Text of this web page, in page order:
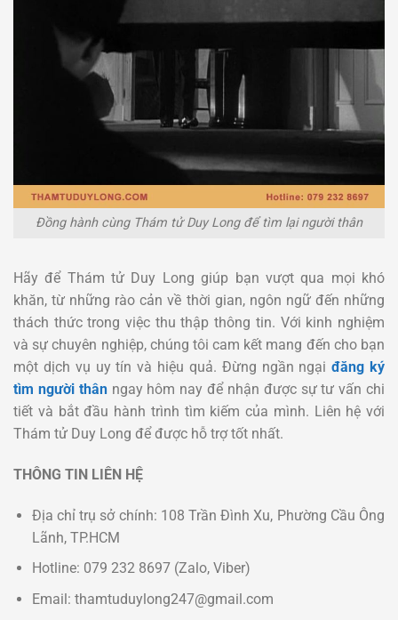
Đồng hành cùng Thám tử Duy Long để tìm lại người thân
Hãy để Thám tử Duy Long giúp bạn vượt qua mọi khó
khăn, từ những rào cản về thời gian, ngôn ngữ đến những
thách thức trong việc thu thập thông tin. Với kinh nghiệm
và sự chuyên nghiệp, chúng tôi cam kết mang đến cho bạn
một dịch vụ uy tín và hiệu quả. Đừng ngần ngạiđăng ký
tìm người thânngay hôm nay để nhận được sự tư vấn chi
tiết và bắt đầu hành trình tìm kiếm của mình. Liên hệ với
Thám tử Duy Long để được hỗ trợ tốt nhất.
THÔNG TIN LIÊN HỆ
Địa chỉ trụ sở chính: 108 Trần Đình Xu, Phường Cầu Ông
Lãnh, TP.HCM
Hotline: 079 232 8697 (Zalo, Viber)
Email: thamtuduylong247@gmail.com